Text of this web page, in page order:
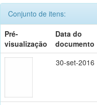
Conjunto de itens:
Pré-
visualização
Data do
documento
30-set-2016